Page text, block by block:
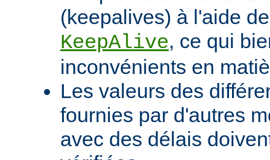
(keepalives) à l'aide
KeepAlive, ce qui
inconvénients en
Les valeurs des
fournies par d'autres
avec des délais